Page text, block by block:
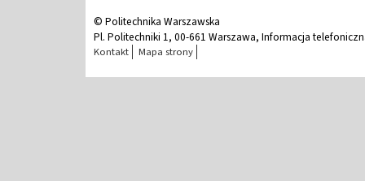
© Politechnika Warszawska
Pl. Politechniki 1, 00-661 Warszawa, Informacja
Kontakt Mapa strony